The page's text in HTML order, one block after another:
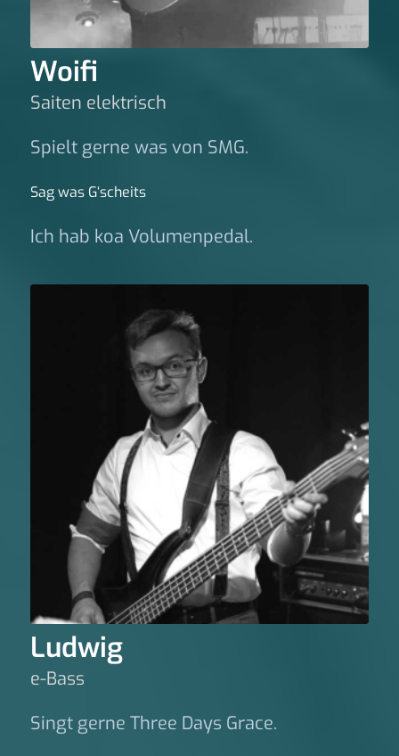
Woifi
Saiten elektrisch
Spielt gerne was von SMG.
Sag was G‘scheits
Ich hab koa Volumenpedal.
Ludwig
e-Bass
Singt gerne Three Days Grace.